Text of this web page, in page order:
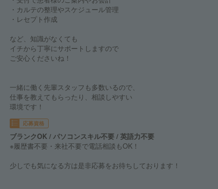
・カルテの整理やスケジュール管理
・レセプト作成
など、知識がなくても
イチから丁寧にサポートしますので
ご安心くださいね！
一緒に働く先輩スタッフも多数いるので、
仕事を教えてもらったり、相談しやすい
環境です！
応募資格
ブランクOK / パソコンスキル不要 / 英語力不要
※履歴書不要・来社不要で電話相談もOK！
少しでも気になる方は是非応募をお待ちしております！